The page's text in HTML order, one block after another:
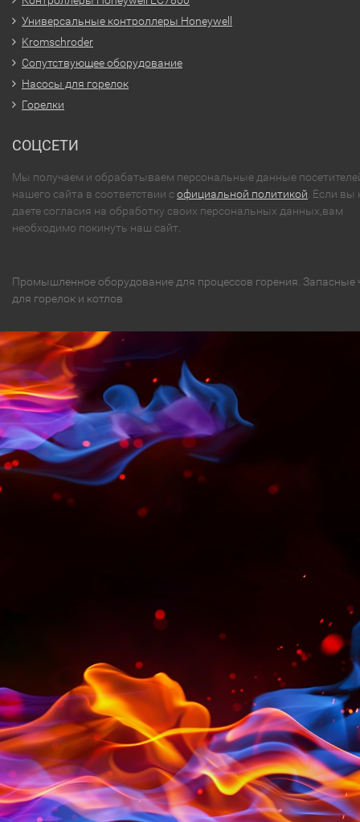
Универсальные контроллеры Honeywell
Kromschroder
Сопутствующее оборудование
Насосы для горелок
Горелки
СОЦСЕТИ
Мы получаем и обрабатываем персональные данные
нашего сайта в соответствии софициальной политикой . Если вы
даете согласия на обработку своих персональных данных,вам
необходимо покинуть наш сайт.
Промышленное оборудование для процессов горения. Запасные
для горелок и котлов